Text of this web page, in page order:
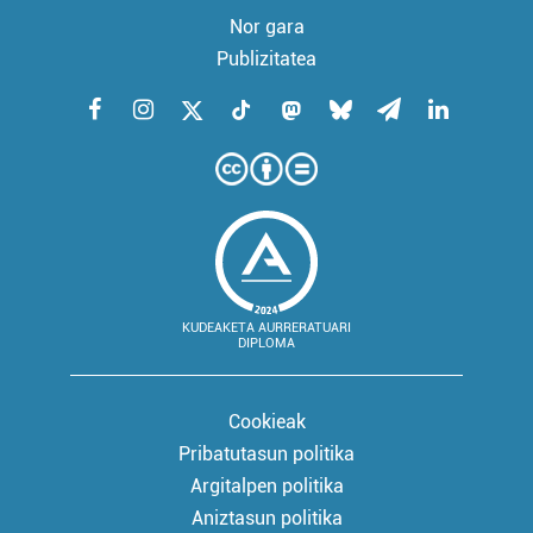
Nor gara
Publizitatea
KUDEAKETA AURRERATUARI
DIPLOMA
Cookieak
Pribatutasun politika
Argitalpen politika
Aniztasun politika